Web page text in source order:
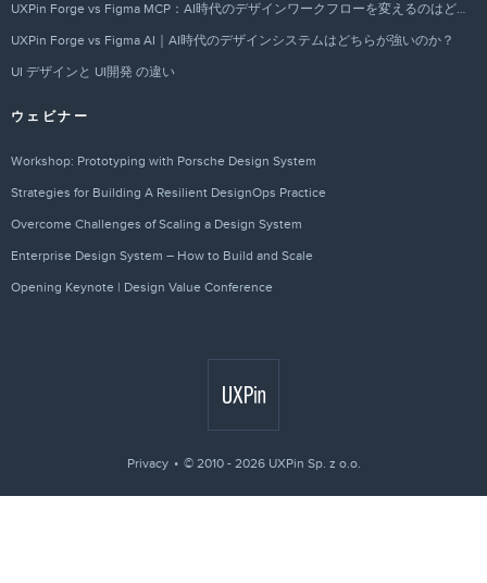
UXPin Forge vs Figma MCP：AI時代のデザインワークフローを変えるのはどちらか？
UXPin Forge vs Figma AI｜AI時代のデザインシステムはどちらが強いのか？
UI デザインと UI開発 の違い
ウェビナー
Workshop: Prototyping with Porsche Design System
Strategies for Building A Resilient DesignOps Practice
Overcome Challenges of Scaling a Design System
Enterprise Design System – How to Build and Scale
Opening Keynote | Design Value Conference
Privacy © 2010 - 2026 UXPin Sp. z o.o.